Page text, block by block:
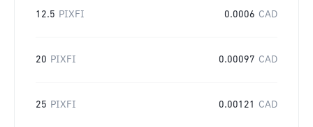
12.5 PIXFI 0.0006 CAD
20 PIXFI 0.00097 CAD
25 PIXFI 0.00121 CAD